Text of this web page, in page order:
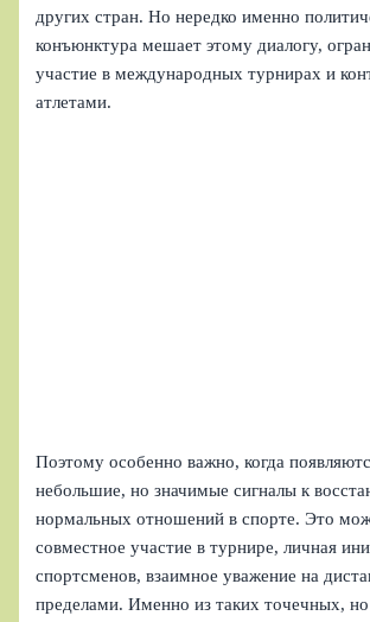
других стран. Но нередко именно
конъюнктура мешает этому диалогу,
участие в международных турнирах и
атлетами.
Поэтому особенно важно, когда
небольшие, но значимые сигналы к
нормальных отношений в спорте. Это
совместное участие в турнире, личная
спортсменов, взаимное уважение на
пределами. Именно из таких точечных,